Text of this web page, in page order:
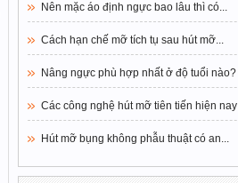
Nên mặc áo định ngực bao lâu thì có...
Cách hạn chế mỡ tích tụ sau hút mỡ...
Nâng ngực phù hợp nhất ở độ tuổi nào?
Các công nghệ hút mỡ tiên tiến hiện nay
Hút mỡ bụng không phẫu thuật có an...